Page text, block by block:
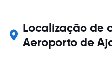
Localização de
Aeroporto de